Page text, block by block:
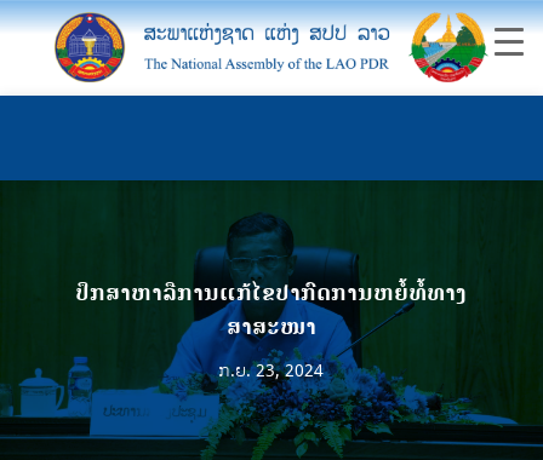
ປຶກສາຫາລືການແກ້ໄຂປາກົດການຫຍໍ້ທໍ້ທາງ
ສາສະໜາ
ກ.ຍ. 23, 2024